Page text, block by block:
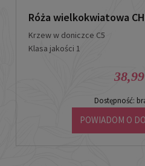
Róża wielkokwiatowa
Krzew w doniczce C5
Klasa jakości 1
38,99
Dostępność:
POWIADOM O